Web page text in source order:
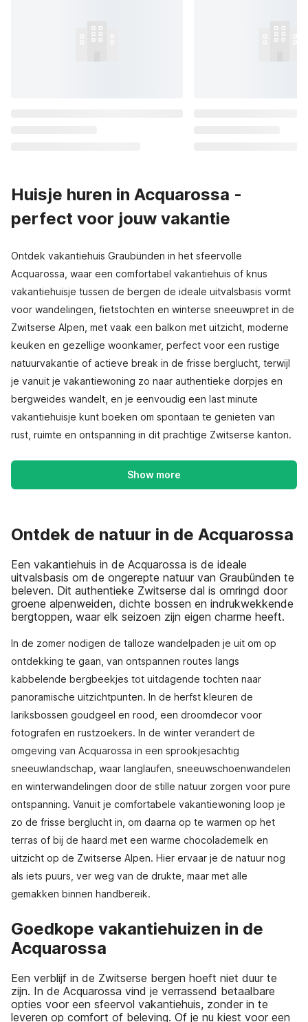
Huisje huren in Acquarossa -
perfect voor jouw vakantie
Ontdek vakantiehuis Graubünden in het sfeervolle
Acquarossa, waar een comfortabel vakantiehuis of knus
vakantiehuisje tussen de bergen de ideale uitvalsbasis vormt
voor wandelingen, fietstochten en winterse sneeuwpret in de
Zwitserse Alpen, met vaak een balkon met uitzicht, moderne
keuken en gezellige woonkamer, perfect voor een rustige
natuurvakantie of actieve break in de frisse berglucht, terwijl
je vanuit je vakantiewoning zo naar authentieke dorpjes en
bergweides wandelt, en je eenvoudig een last minute
vakantiehuisje kunt boeken om spontaan te genieten van
rust, ruimte en ontspanning in dit prachtige Zwitserse kanton.
Show more
Ontdek de natuur in de Acquarossa
Een vakantiehuis in de Acquarossa is de ideale
uitvalsbasis om de ongerepte natuur van Graubünden te
beleven. Dit authentieke Zwitserse dal is omringd door
groene alpenweiden, dichte bossen en indrukwekkende
bergtoppen, waar elk seizoen zijn eigen charme heeft.
In de zomer nodigen de talloze wandelpaden je uit om op
ontdekking te gaan, van ontspannen routes langs
kabbelende bergbeekjes tot uitdagende tochten naar
panoramische uitzichtpunten. In de herfst kleuren de
lariksbossen goudgeel en rood, een droomdecor voor
fotografen en rustzoekers. In de winter verandert de
omgeving van Acquarossa in een sprookjesachtig
sneeuwlandschap, waar langlaufen, sneeuwschoenwandelen
en winterwandelingen door de stille natuur zorgen voor pure
ontspanning. Vanuit je comfortabele vakantiewoning loop je
zo de frisse berglucht in, om daarna op te warmen op het
terras of bij de haard met een warme chocolademelk en
uitzicht op de Zwitserse Alpen. Hier ervaar je de natuur nog
als iets puurs, ver weg van de drukte, maar met alle
gemakken binnen handbereik.
Goedkope vakantiehuizen in de
Acquarossa
Een verblijf in de Zwitserse bergen hoeft niet duur te
zijn. In de Acquarossa vind je verrassend betaalbare
opties voor een sfeervol vakantiehuis, zonder in te
leveren op comfort of beleving. Of je nu kiest voor een